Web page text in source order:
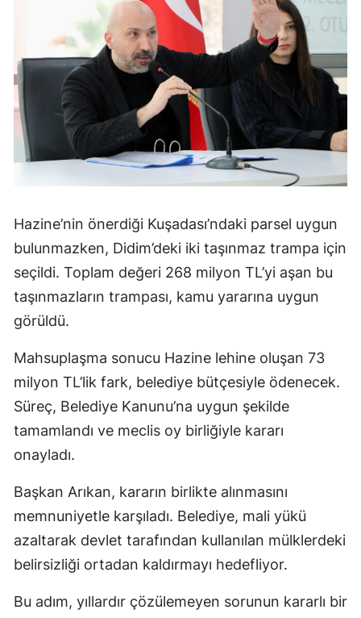
Hazine’nin önerdiği Kuşadası’ndaki parsel uygun
bulunmazken, Didim’deki iki taşınmaz trampa için
seçildi. Toplam değeri 268 milyon TL’yi aşan bu
taşınmazların trampası, kamu yararına uygun
görüldü.
Mahsuplaşma sonucu Hazine lehine oluşan 73
milyon TL’lik fark, belediye bütçesiyle ödenecek.
Süreç, Belediye Kanunu’na uygun şekilde
tamamlandı ve meclis oy birliğiyle kararı
onayladı.
Başkan Arıkan, kararın birlikte alınmasını
memnuniyetle karşıladı. Belediye, mali yükü
azaltarak devlet tarafından kullanılan mülklerdeki
belirsizliği ortadan kaldırmayı hedefliyor.
Bu adım, yıllardır çözülemeyen sorunun kararlı bir